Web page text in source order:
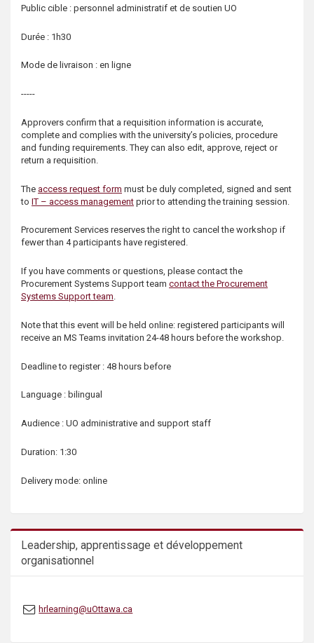
Public cible : personnel administratif et de soutien UO
Durée : 1h30
Mode de livraison : en ligne
-----
Approvers confirm that a requisition information is accurate,
complete and complies with the university’s policies, procedure
and funding requirements. They can also edit, approve, reject or
return a requisition.
The access request form must be duly completed, signed and sent
to IT – access management prior to attending the training session.
Procurement Services reserves the right to cancel the workshop if
fewer than 4 participants have registered.
If you have comments or questions, please contact the
Procurement Systems Support team contact the Procurement
Systems Support team.
Note that this event will be held online: registered participants will
receive an MS Teams invitation 24-48 hours before the workshop.
Deadline to register : 48 hours before
Language : bilingual
Audience : UO administrative and support staff
Duration: 1:30
Delivery mode: online
Leadership, apprentissage et développement
organisationnel
hrlearning@uOttawa.ca